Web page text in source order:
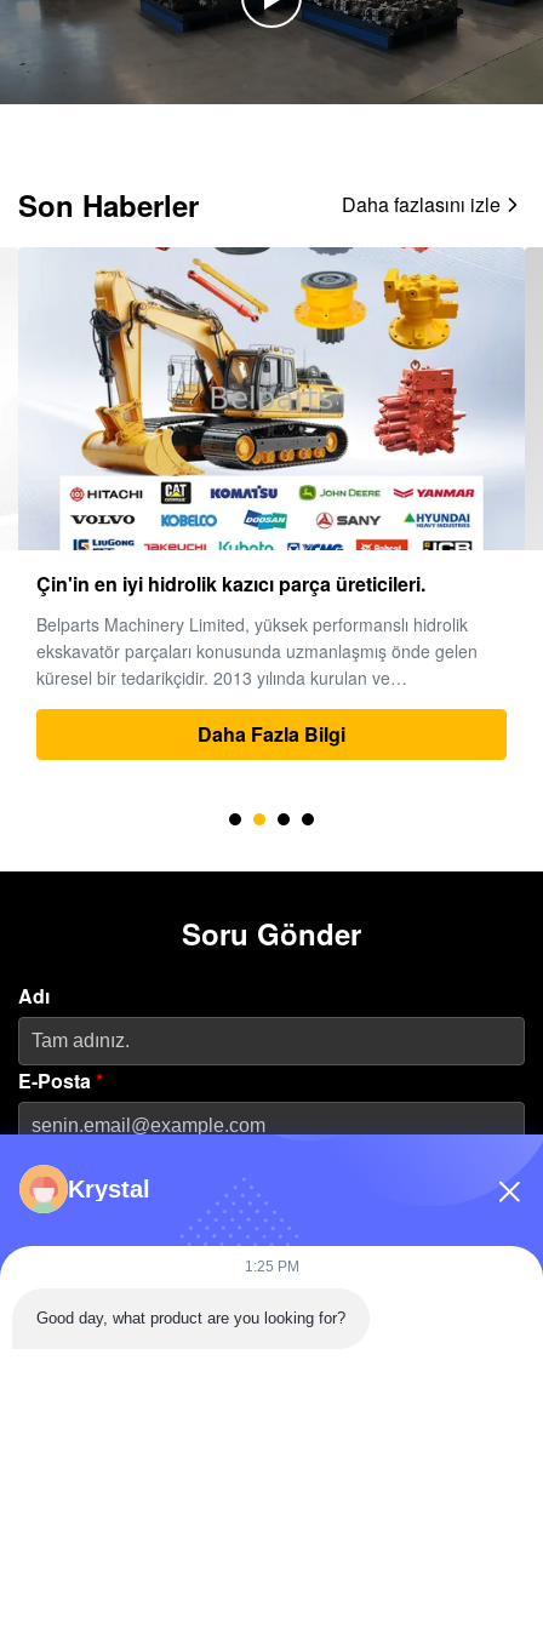
Son Haberler Daha fazlasını izle
Çin'in en iyi hidrolik kazıcı parça üreticileri.
Belparts Machinery Limited, yüksek performanslı hidrolik
ekskavatör parçaları konusunda uzmanlaşmış önde gelen
küresel bir tedarikçidir. 2013 yılında kurulan ve
Guangzhou'nun önde gelen makine merkezinde bulunan
şirket, dünya çapında ağır ekipman çözümleri için güvenilir bir
ortak olarak itibarını ...
Daha Fazla Bilgi
Soru Gönder
Adı
E-Posta*
Telefon Numarası
Firma Adı
Krystal
1:25 PM
Good day, what product are you looking for?